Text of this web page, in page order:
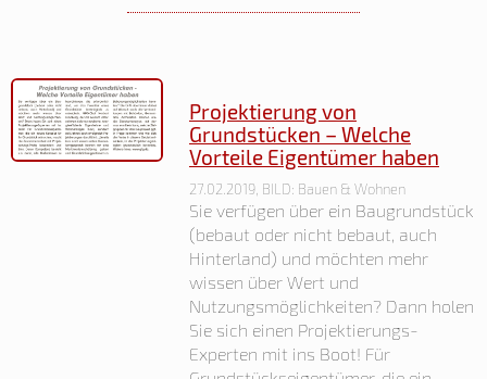
Projektierung von
Grundstücken – Welche
Vorteile Eigentümer haben
27.02.2019, BILD: Bauen & Wohnen
Sie verfügen über ein Baugrundstück
(bebaut oder nicht bebaut, auch
Hinterland) und möchten mehr
wissen über Wert und
Nutzungsmöglichkeiten? Dann holen
Sie sich einen Projektierungs-
Experten mit ins Boot! Für